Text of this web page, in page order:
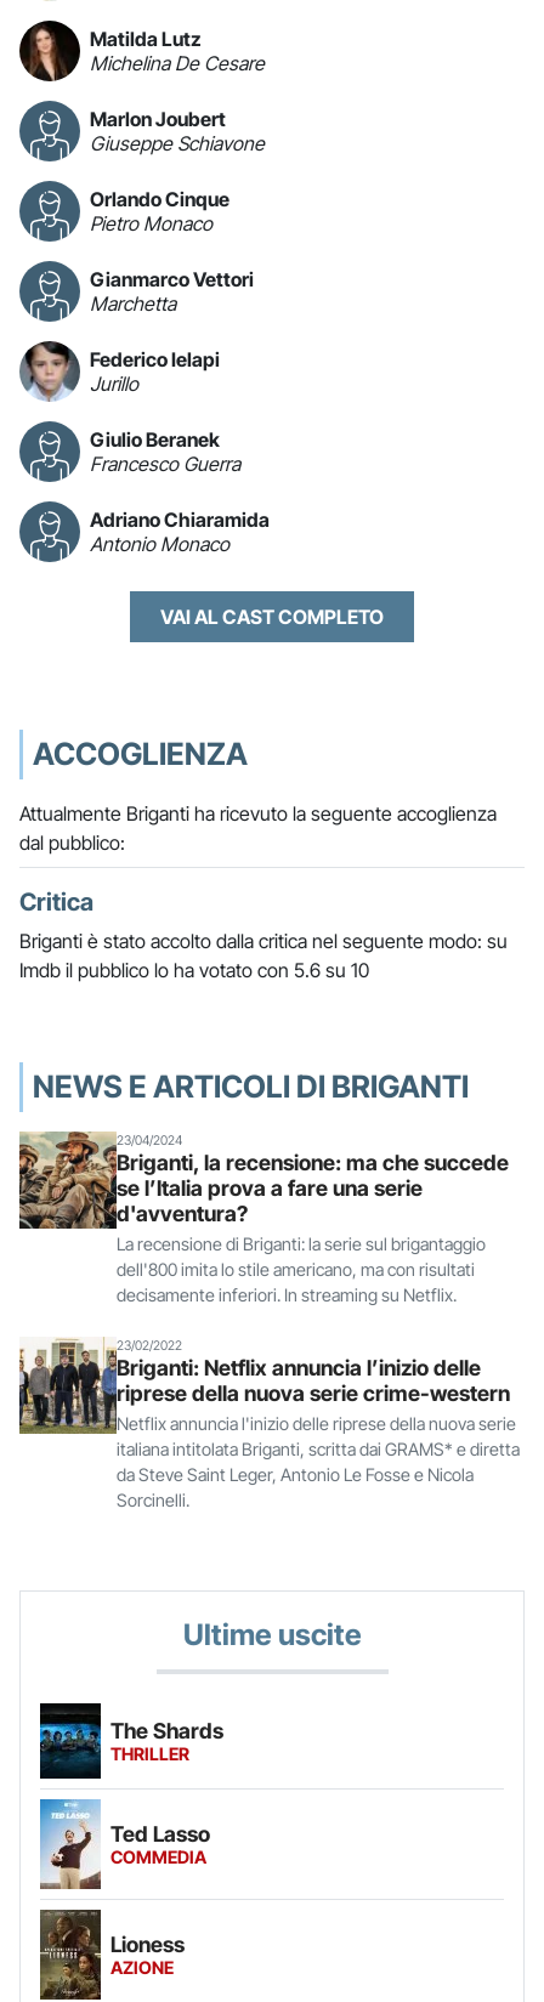
Matilda Lutz
Michelina De Cesare
Marlon Joubert
Giuseppe Schiavone
Orlando Cinque
Pietro Monaco
Gianmarco Vettori
Marchetta
Federico Ielapi
Jurillo
Giulio Beranek
Francesco Guerra
Adriano Chiaramida
Antonio Monaco
VAI AL CAST COMPLETO
ACCOGLIENZA
Attualmente Briganti ha ricevuto la seguente accoglienza
dal pubblico:
Critica
Briganti è stato accolto dalla critica nel seguente modo: su
Imdb il pubblico lo ha votato con 5.6 su 10
NEWS E ARTICOLI DI BRIGANTI
23/04/2024
Briganti, la recensione: ma che succede
se l’Italia prova a fare una serie
d'avventura?
La recensione di Briganti: la serie sul brigantaggio
dell'800 imita lo stile americano, ma con risultati
decisamente inferiori. In streaming su Netflix.
23/02/2022
Briganti: Netflix annuncia l’inizio delle
riprese della nuova serie crime-western
Netflix annuncia l'inizio delle riprese della nuova serie
italiana intitolata Briganti, scritta dai GRAMS* e diretta
da Steve Saint Leger, Antonio Le Fosse e Nicola
Sorcinelli.
Ultime uscite
The Shards
THRILLER
Ted Lasso
COMMEDIA
Lioness
AZIONE